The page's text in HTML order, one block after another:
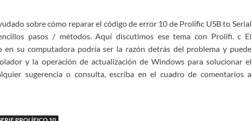
sobre cómo reparar el código de error 10 de Prolific USB to Serial
pasos / métodos. Aquí discutimos ese tema con Prolifi. c El
en su computadora podría ser la razón detrás del problema y puede
y la operación de actualización de Windows para solucionar el
sugerencia o consulta, escriba en el cuadro de comentarios a